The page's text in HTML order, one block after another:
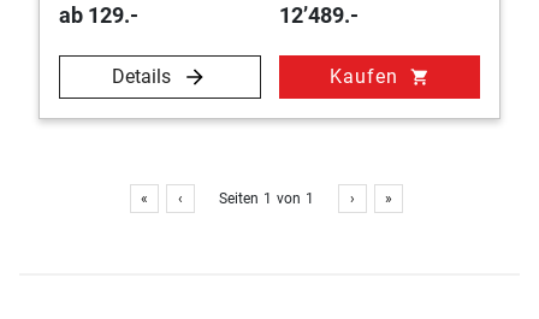
ab 129.- 12’489.-
Details Kaufen shopping_cart
« ‹ Seiten 1 von 1 › »